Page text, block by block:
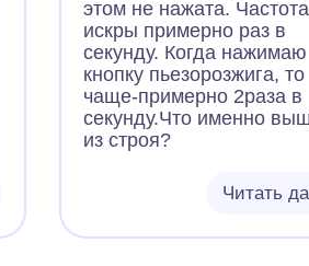
этом не нажата. Частота
искры примерно раз в
секунду. Когда нажимаю
кнопку пьезорозжига, то
чаще-примерно 2раза в
секунду.Что именно
из строя?
Читать